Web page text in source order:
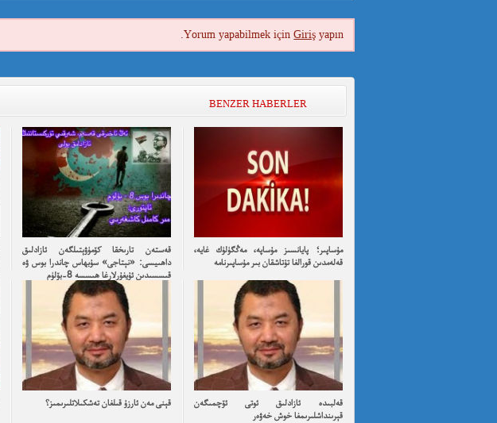
Yorum yapabilmek içinGiriş yapın.
BENZER HABERLER
مۇساپىر؛ پايانسىز مۇساپە، مەڭگۈلۈك غايە،
قەلەمدىن قورالغا تۇتاشقان بىر مۇساپىرنامە
قەستەن تارىخقا كۆمۈۋېتىلگەن ئازادلىق
داھىيسى: «نېتاجى» سۇبھاس چاندرا بوس ۋە
قىسسىدىن ئۇيغۇرلارغا ھىسسە 8-بۆلۈم
قەلبىدە ئازادلىق ئوتى ئۆچمىگەن
قېرىنداشلىرىمغا خوش خەۋەر
قېنى مەن ئارزۇ قىلغان تەشكىلاتلىرىمىز؟